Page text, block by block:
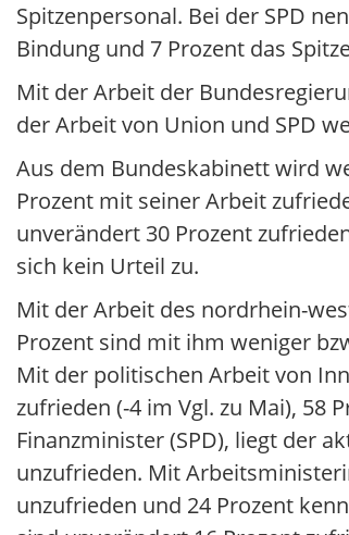
Spitzenpersonal. Bei der SPD
Bindung und 7 Prozent das
Mit der Arbeit der
der Arbeit von Union und SPD
Aus dem Bundeskabinett wird
Prozent mit seiner Arbeit
unverändert 30 Prozent
sich kein Urteil zu.
Mit der Arbeit des nordrhein-
Prozent sind mit ihm weniger
Mit der politischen Arbeit von
zufrieden (-4 im Vgl. zu Mai), 58
Finanzminister (SPD), liegt der
unzufrieden. Mit
unzufrieden und 24 Prozent